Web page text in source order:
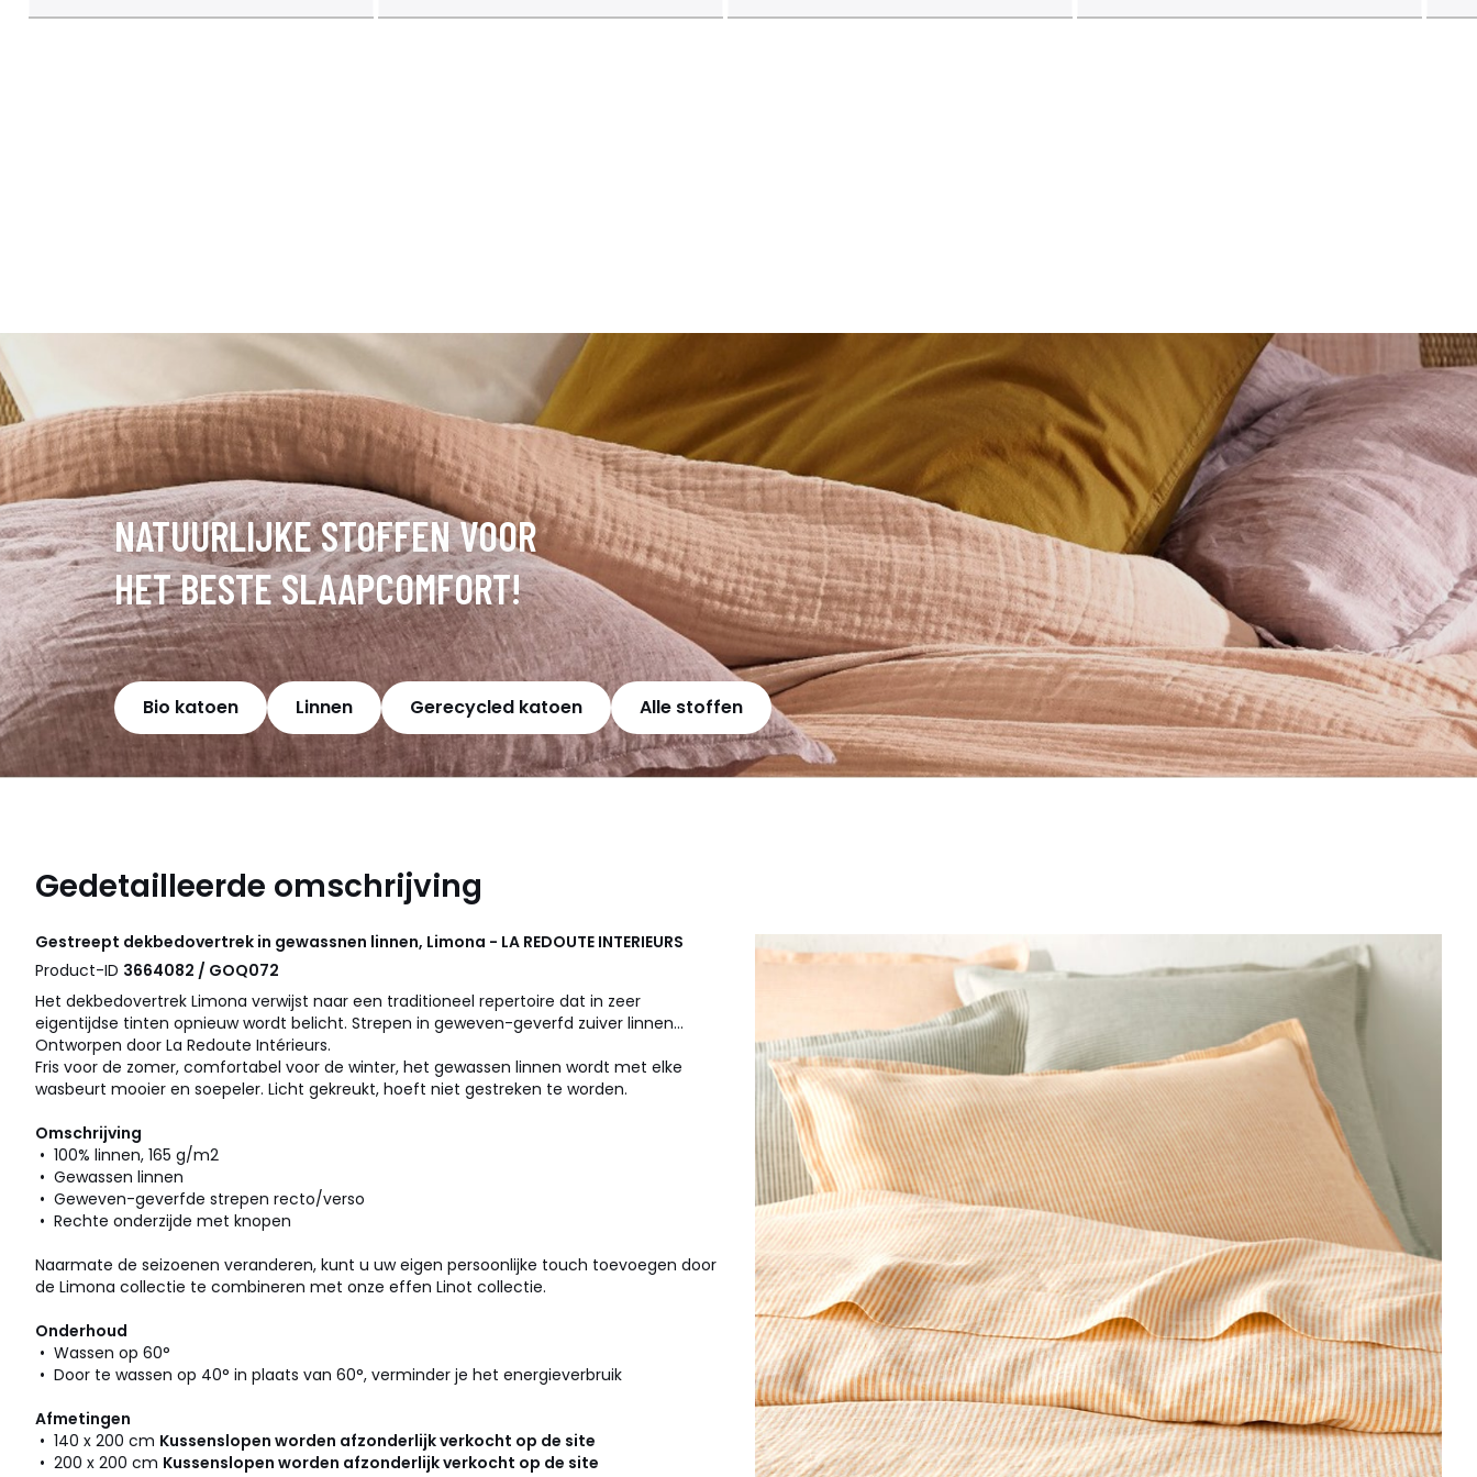
NATUURLIJKE STOFFEN VOOR
HET BESTE SLAAPCOMFORT!
Bio katoen Linnen Gerecycled katoen Alle stoffen
Gedetailleerde omschrijving
Gestreept dekbedovertrek in gewassnen linnen, Limona - LA REDOUTE INTERIEURS
Product-ID 3664082 / GOQ072
Het dekbedovertrek Limona verwijst naar een traditioneel repertoire dat in zeer
eigentijdse tinten opnieuw wordt belicht. Strepen in geweven-geverfd zuiver linnen...
Ontworpen door La Redoute Intérieurs.
Fris voor de zomer, comfortabel voor de winter, het gewassen linnen wordt met elke
wasbeurt mooier en soepeler. Licht gekreukt, hoeft niet gestreken te worden.
Omschrijving
• 100% linnen, 165 g/m2
• Gewassen linnen
• Geweven-geverfde strepen recto/verso
• Rechte onderzijde met knopen
Naarmate de seizoenen veranderen, kunt u uw eigen persoonlijke touch toevoegen door
de Limona collectie te combineren met onze effen Linot collectie.
Onderhoud
• Wassen op 60°
• Door te wassen op 40° in plaats van 60°, verminder je het energieverbruik
Afmetingen
• 140 x 200 cm Kussenslopen worden afzonderlijk verkocht op de site
• 200 x 200 cm Kussenslopen worden afzonderlijk verkocht op de site